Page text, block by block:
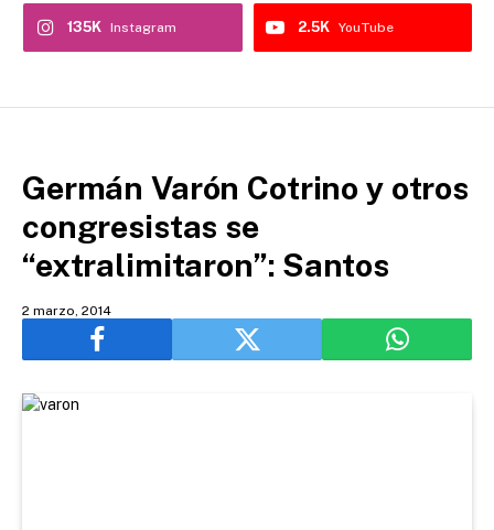
Instagram
135K YouTube
2.5K
Germán Varón Cotrino y otros
congresistas se
“extralimitaron”: Santos
2 marzo, 2014